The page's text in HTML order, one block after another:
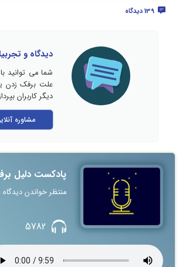
139 دیدگاه
دیدگاه و
شما می توانید
علت برفک زدن
دیگر کاربران
مشاوره
پادکست دلیل
منتظر خواندن
5782